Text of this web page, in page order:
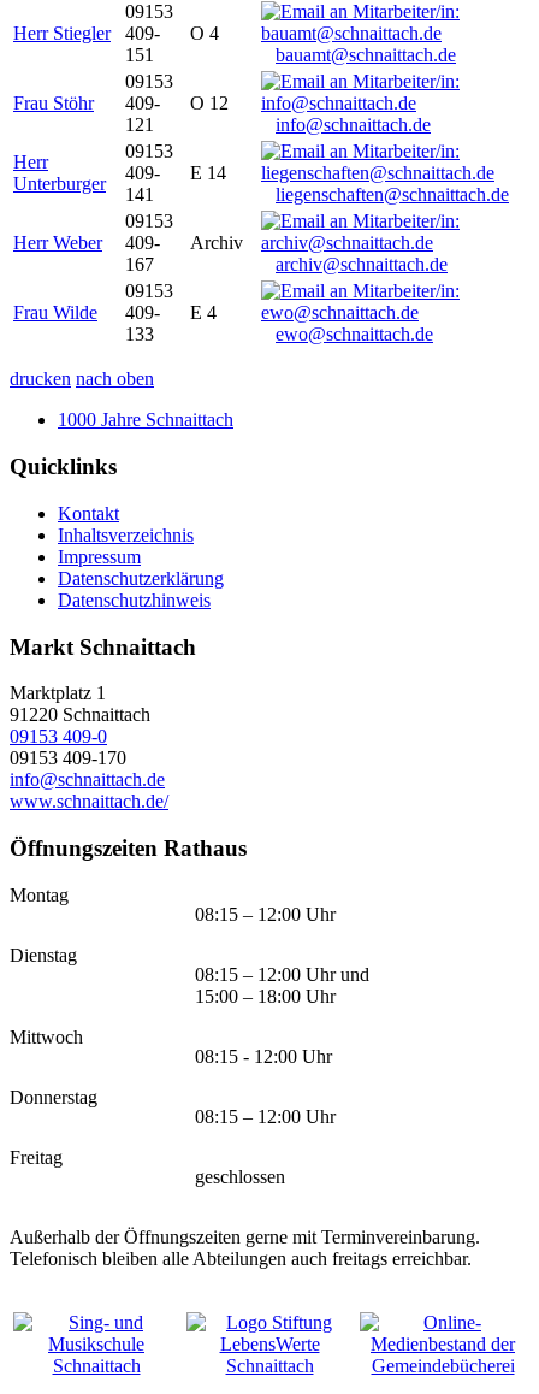
Herr Stiegler
09153
409-
151
O 4
bauamt@schnaittach.de
Frau Stöhr
09153
409-
121
O 12
info@schnaittach.de
Herr
Unterburger
09153
409-
141
E 14
liegenschaften@schnaittach.de
Herr Weber
09153
409-
167
Archiv
archiv@schnaittach.de
Frau Wilde
09153
409-
133
E 4
ewo@schnaittach.de
drucken nach oben
1000 Jahre Schnaittach
Quicklinks
Kontakt
Inhaltsverzeichnis
Impressum
Datenschutzerklärung
Datenschutzhinweis
Markt Schnaittach
Marktplatz 1
91220 Schnaittach
09153 409-0
09153 409-170
info@schnaittach.de
www.schnaittach.de/
Öffnungszeiten Rathaus
Montag
08:15 – 12:00 Uhr
Dienstag
08:15 – 12:00 Uhr und
15:00 – 18:00 Uhr
Mittwoch
08:15 - 12:00 Uhr
Donnerstag
08:15 – 12:00 Uhr
Freitag
geschlossen
Außerhalb der Öffnungszeiten gerne mit Terminvereinbarung.
Telefonisch bleiben alle Abteilungen auch freitags erreichbar.